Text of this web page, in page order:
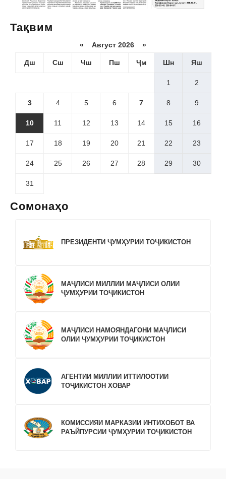
Тақвим
« Август 2026 »
Дш Сш Чш Пш Ҷм Шн Яш
1 2
3 4 5 6 7 8 9
10 11 12 13 14 15 16
17 18 19 20 21 22 23
24 25 26 27 28 29 30
31
Сомонаҳо
ПРЕЗИДЕНТИ ҶУМҲУРИИ ТОҶИКИСТОН
МАҶЛИСИ МИЛЛИИ МАҶЛИСИ ОЛИИ
ҶУМҲУРИИ ТОҶИКИСТОН
МАҶЛИСИ НАМОЯНДАГОНИ МАҶЛИСИ
ОЛИИ ҶУМҲУРИИ ТОҶИКИСТОН
АГЕНТИИ МИЛЛИИ ИТТИЛООТИИ
ТОҶИКИСТОН ХОВАР
КОМИССИЯИ МАРКАЗИИ ИНТИХОБОТ ВА
РАЪЙПУРСИИ ҶУМҲУРИИ ТОҶИКИСТОН